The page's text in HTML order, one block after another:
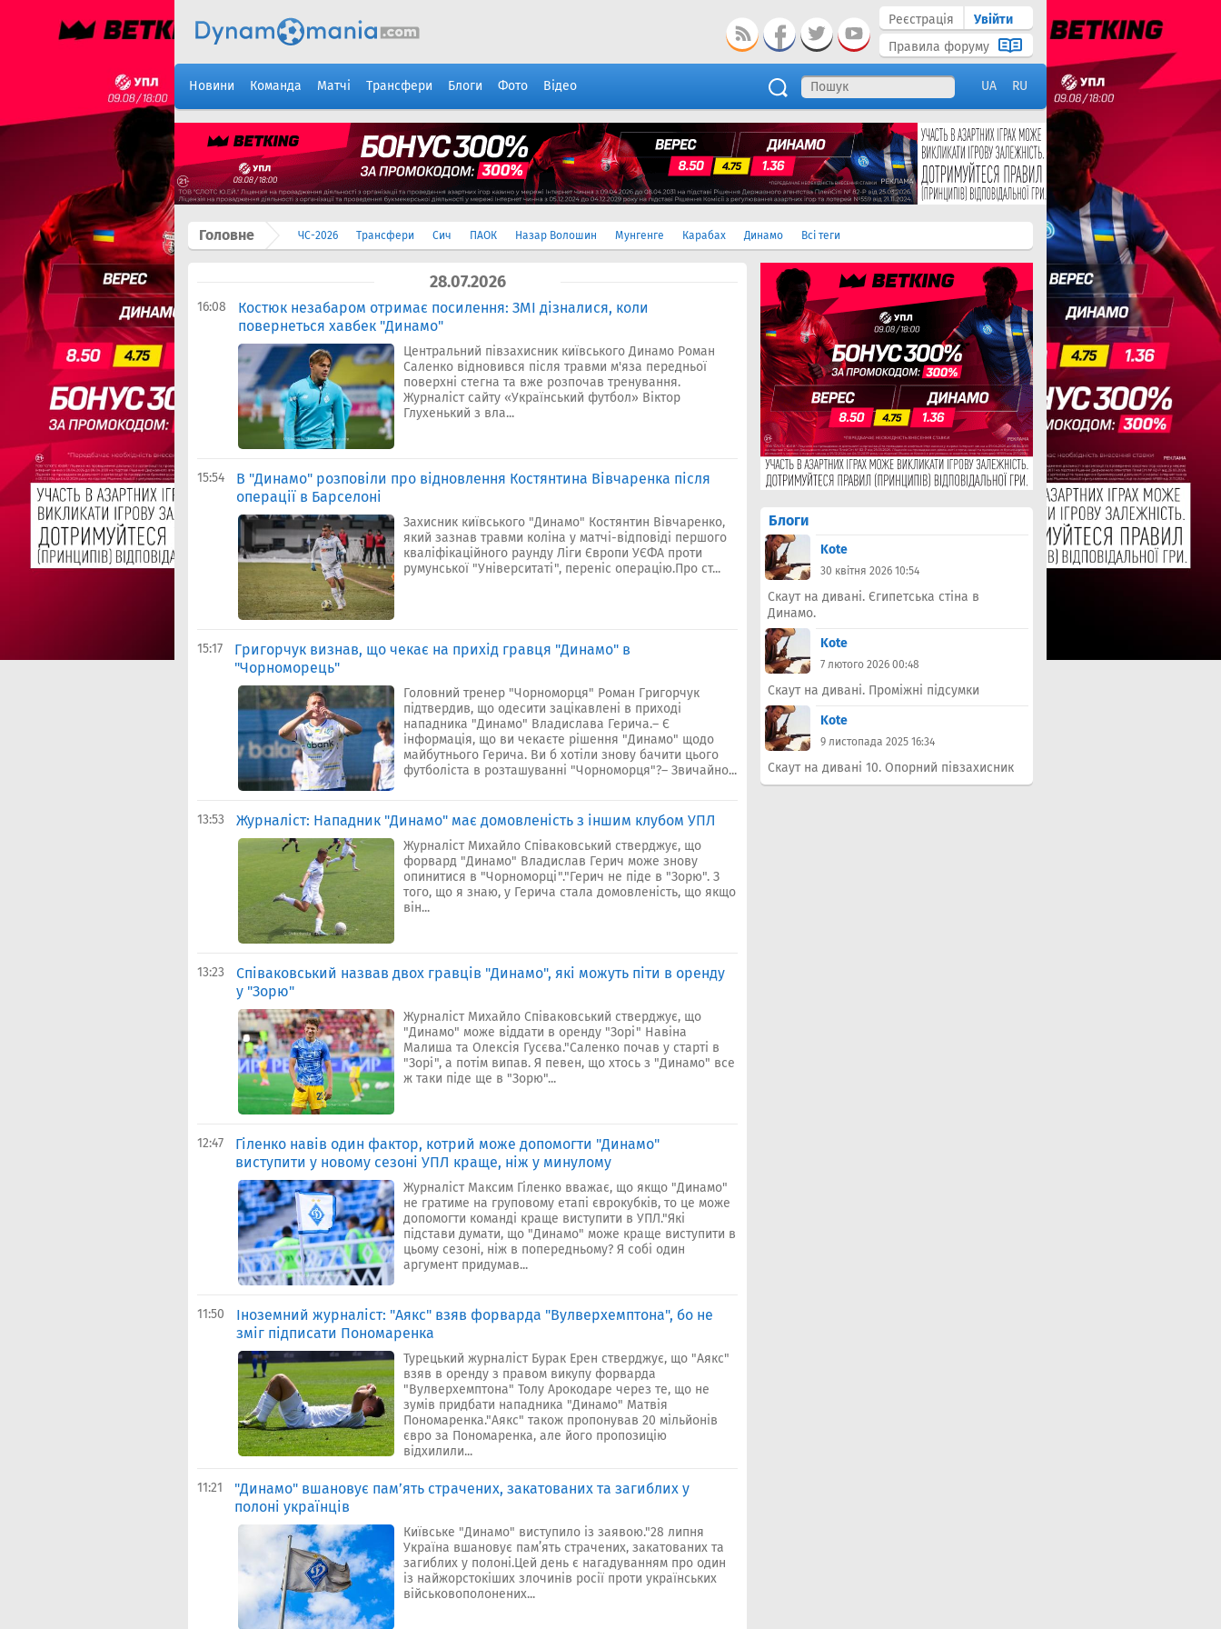
Реєстрація
Увійти
Правила форуму
Новини Команда Матчі Трансфери Блоги Фото Відео UA RU
Головне ЧС-2026 Трансфери Сич ПАОК Назар Волошин Мунгенге Карабах Динамо Всі теги
28.07.2026
16:08
Костюк незабаром отримає посилення: ЗМІ дізналися, коли
повернеться хавбек "Динамо"
Центральний півзахисник київського Динамо Роман
Саленко відновився після травми м'яза передньої
поверхні стегна та вже розпочав тренування.
Журналіст сайту «Український футбол» Віктор
Глухенький з вла...
15:54
В "Динамо" розповіли про відновлення Костянтина Вівчаренка після
операції в Барселоні
Захисник київського "Динамо" Костянтин Вівчаренко,
який зазнав травми коліна у матчі-відповіді першого
кваліфікаційного раунду Ліги Європи УЄФА проти
румунської "Університаті", переніс операцію.Про ст...
15:17
Григорчук визнав, що чекає на прихід гравця "Динамо" в
"Чорноморець"
Головний тренер "Чорноморця" Роман Григорчук
підтвердив, що одесити зацікавлені в приході
нападника "Динамо" Владислава Герича.– Є
інформація, що ви чекаєте рішення "Динамо" щодо
майбутнього Герича. Ви б хотіли знову бачити цього
футболіста в розташуванні "Чорноморця"?– Звичайно...
13:53 Журналіст: Нападник "Динамо" має домовленість з іншим клубом УПЛ
Журналіст Михайло Співаковський стверджує, що
форвард "Динамо" Владислав Герич може знову
опинитися в "Чорноморці"."Герич не піде в "Зорю". З
того, що я знаю, у Герича стала домовленість, що якщо
він...
13:23
Співаковський назвав двох гравців "Динамо", які можуть піти в оренду
у "Зорю"
Журналіст Михайло Співаковський стверджує, що
"Динамо" може віддати в оренду "Зорі" Навіна
Малиша та Олексія Гусєва."Саленко почав у старті в
"Зорі", а потім випав. Я певен, що хтось з "Динамо" все
ж таки піде ще в "Зорю"...
12:47
Гіленко навів один фактор, котрий може допомогти "Динамо"
виступити у новому сезоні УПЛ краще, ніж у минулому
Журналіст Максим Гіленко вважає, що якщо "Динамо"
не гратиме на груповому етапі єврокубків, то це може
допомогти команді краще виступити в УПЛ."Які
підстави думати, що "Динамо" може краще виступити в
цьому сезоні, ніж в попередньому? Я собі один
аргумент придумав...
11:50
Іноземний журналіст: "Аякс" взяв форварда "Вулверхемптона", бо не
зміг підписати Пономаренка
Турецький журналіст Бурак Ерен стверджує, що "Аякс"
взяв в оренду з правом викупу форварда
"Вулверхемптона" Толу Арокодаре через те, що не
зумів придбати нападника "Динамо" Матвія
Пономаренка."Аякс" також пропонував 20 мільйонів
євро за Пономаренка, але його пропозицію
відхилили...
11:21
"Динамо" вшановує пам’ять страчених, закатованих та загиблих у
полоні українців
Київське "Динамо" виступило із заявою."28 липня
Україна вшановує пам’ять страчених, закатованих та
загиблих у полоні.Цей день є нагадуванням про один
із найжорстокіших злочинів росії проти українських
військовополонених...
Блоги
Kote
30 квітня 2026 10:54
Скаут на дивані. Єгипетська стіна в
Динамо.
Kote
7 лютого 2026 00:48
Скаут на дивані. Проміжні підсумки
Kote
9 листопада 2025 16:34
Скаут на дивані 10. Опорний півзахисник